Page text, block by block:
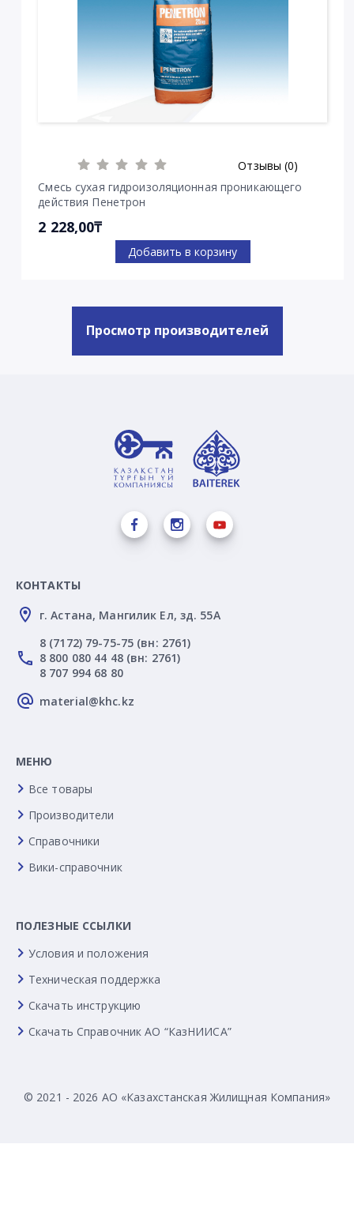
Отзывы (0)
Смесь сухая гидроизоляционная проникающего
действия Пенетрон
2 228,00₸
Добавить в корзину
Просмотр производителей
КОНТАКТЫ
г. Астана, Мангилик Ел, зд. 55А
8 (7172) 79-75-75 (вн: 2761)
8 800 080 44 48 (вн: 2761)
8 707 994 68 80
material@khc.kz
МЕНЮ
Все товары
Производители
Справочники
Вики-справочник
ПОЛЕЗНЫЕ ССЫЛКИ
Условия и положения
Техническая поддержка
Скачать инструкцию
Скачать Справочник АО “КазНИИСА”
© 2021 - 2026 АО «Казахстанская Жилищная Компания»